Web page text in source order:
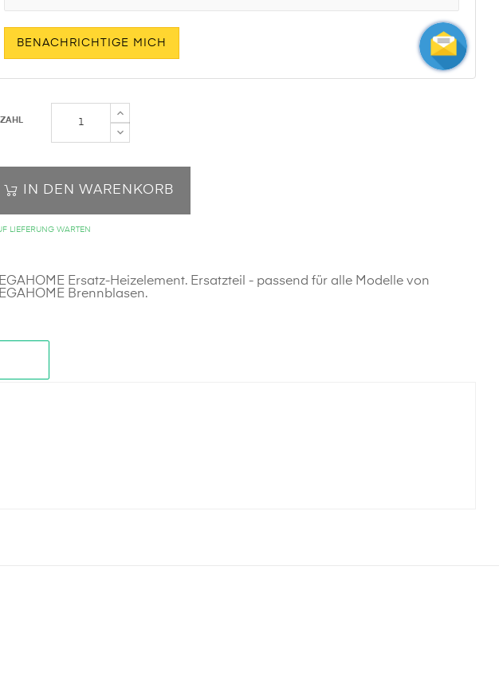
BENACHRICHTIGE MICH
IN DEN WARENKORB
LIEFERUNG WARTEN
Ersatz-Heizelement. Ersatzteil - passend für alle Modelle von
Brennblasen.